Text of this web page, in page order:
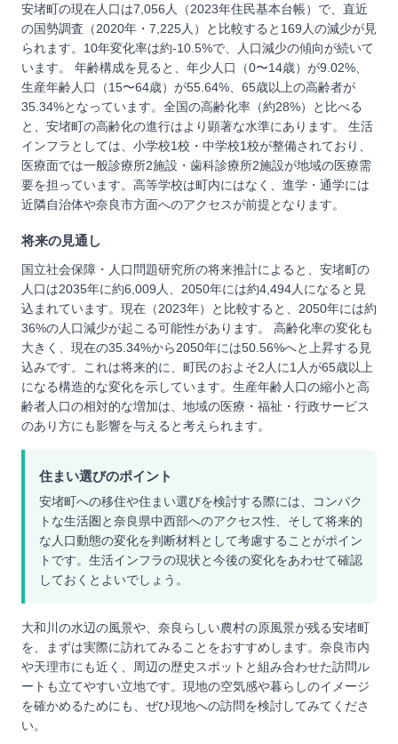
安堵町の現在人口は7,056人（2023年住民基本台帳）で、直近
の国勢調査（2020年・7,225人）と比較すると169人の減少が見
られます。10年変化率は約-10.5%で、人口減少の傾向が続いて
います。 年齢構成を見ると、年少人口（0〜14歳）が9.02%、
生産年齢人口（15〜64歳）が55.64%、65歳以上の高齢者が
35.34%となっています。全国の高齢化率（約28%）と比べる
と、安堵町の高齢化の進行はより顕著な水準にあります。 生活
インフラとしては、小学校1校・中学校1校が整備されており、
医療面では一般診療所2施設・歯科診療所2施設が地域の医療需
要を担っています。高等学校は町内にはなく、進学・通学には
近隣自治体や奈良市方面へのアクセスが前提となります。
将来の見通し
国立社会保障・人口問題研究所の将来推計によると、安堵町の
人口は2035年に約6,009人、2050年には約4,494人になると見
込まれています。現在（2023年）と比較すると、2050年には約
36%の人口減少が起こる可能性があります。 高齢化率の変化も
大きく、現在の35.34%から2050年には50.56%へと上昇する見
込みです。これは将来的に、町民のおよそ2人に1人が65歳以上
になる構造的な変化を示しています。生産年齢人口の縮小と高
齢者人口の相対的な増加は、地域の医療・福祉・行政サービス
のあり方にも影響を与えると考えられます。
住まい選びのポイント
安堵町への移住や住まい選びを検討する際には、コンパク
トな生活圏と奈良県中西部へのアクセス性、そして将来的
な人口動態の変化を判断材料として考慮することがポイン
トです。生活インフラの現状と今後の変化をあわせて確認
しておくとよいでしょう。
大和川の水辺の風景や、奈良らしい農村の原風景が残る安堵町
を、まずは実際に訪れてみることをおすすめします。奈良市内
や天理市にも近く、周辺の歴史スポットと組み合わせた訪問ル
ートも立てやすい立地です。現地の空気感や暮らしのイメージ
を確かめるためにも、ぜひ現地への訪問を検討してみてくださ
い。